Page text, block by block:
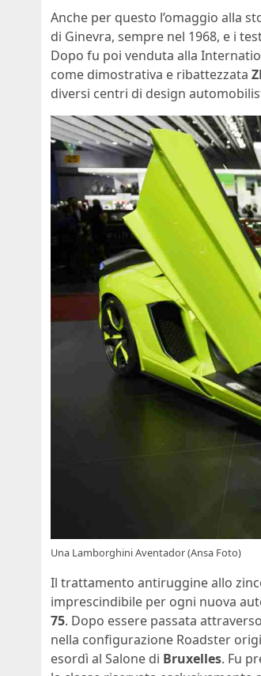
Anche per questo l’omaggio alla
di Ginevra, sempre nel 1968, e i
Dopo fu poi venduta alla
come dimostrativa e ribattezzata
diversi centri di design
Una Lamborghini Aventador (Ansa Foto)
Il trattamento antiruggine allo
imprescindibile per ogni nuova
75. Dopo essere passata
nella configurazione Roadster
esordì al Salone di Bruxelles. Fu